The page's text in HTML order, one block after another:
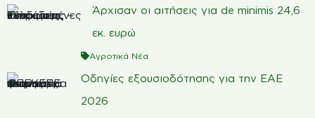
Άρχισαν οι αιτήσεις για de minimis 24,6
εκ. ευρώ
Αγροτικά Νέα
Οδηγίες εξουσιοδότησης για την ΕΑΕ
2026